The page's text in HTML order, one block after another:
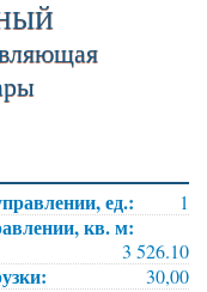
ед.: 1
кв. м:
3 526.10
30,00